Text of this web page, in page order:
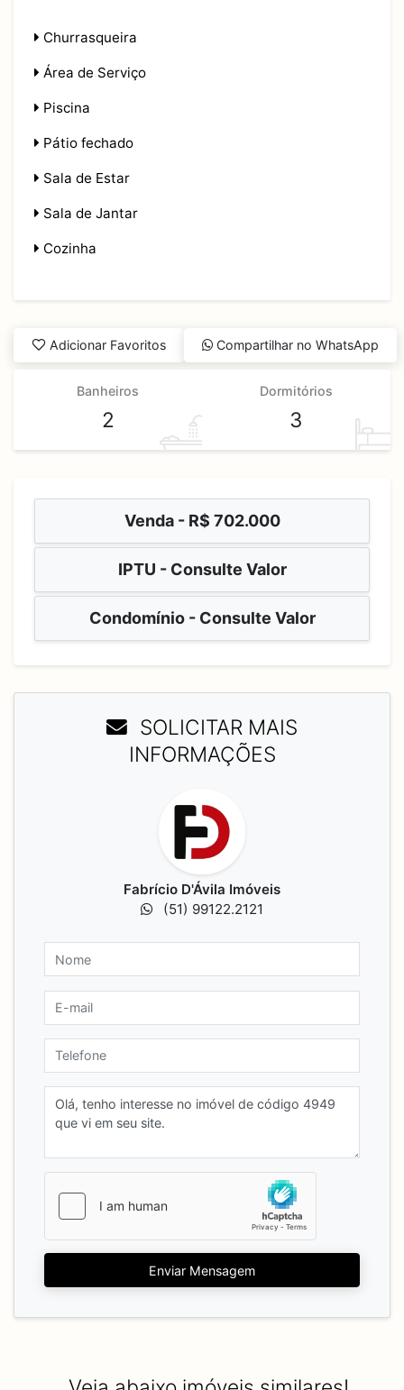
Churrasqueira
Área de Serviço
Piscina
Pátio fechado
Sala de Estar
Sala de Jantar
Cozinha
Adicionar Favoritos Compartilhar no WhatsApp
Banheiros
2
Dormitórios
3
Venda - R$ 702.000
IPTU - Consulte Valor
Condomínio - Consulte Valor
SOLICITAR MAIS
INFORMAÇÕES
Fabrício D'Ávila Imóveis
(51) 99122.2121
Enviar Mensagem